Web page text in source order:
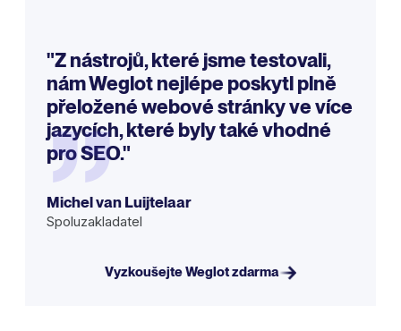
"Z nástrojů, které jsme testovali,
nám Weglot nejlépe poskytl plně
přeložené webové stránky ve více
jazycích, které byly také vhodné
pro SEO."
Michel van Luijtelaar
Spoluzakladatel
Vyzkoušejte Weglot zdarma
„